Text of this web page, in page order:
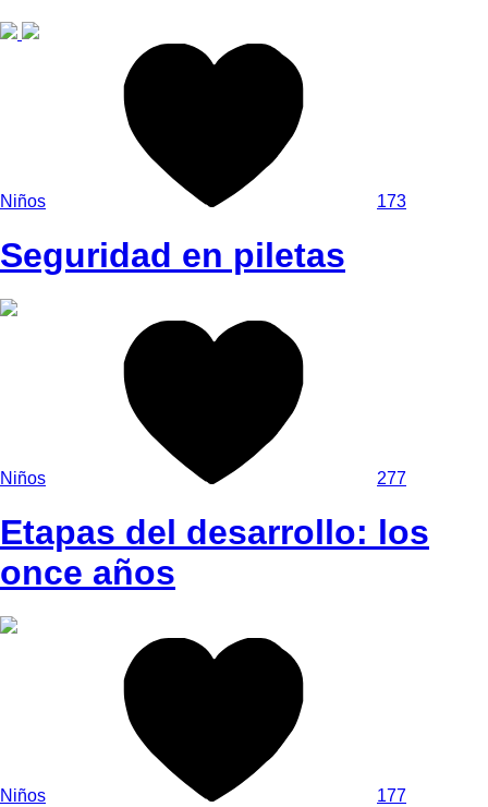
Niños 173
Seguridad en piletas
Niños 277
Etapas del desarrollo: los
once años
Niños 177